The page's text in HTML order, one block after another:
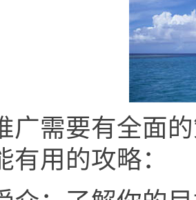
广需要有全面
有用的攻略：